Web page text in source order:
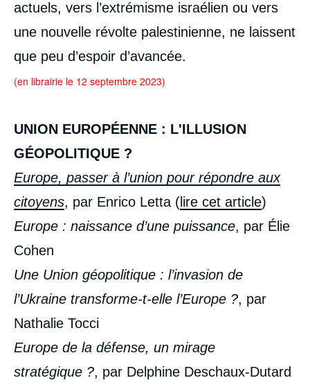
actuels, vers l’extrémisme israélien ou vers
une nouvelle révolte palestinienne, ne laissent
que peu d’espoir d’avancée.
(en librairie le 12 septembre 2023)
UNION EUROPÉENNE : L'ILLUSION
GÉOPOLITIQUE ?
Europe, passer à l’union pour répondre aux
citoyens, par Enrico Letta (lire cet article)
Europe : naissance d’une puissance, par Élie
Cohen
Une Union géopolitique : l’invasion de
l’Ukraine transforme-t-elle l’Europe ?, par
Nathalie Tocci
Europe de la défense, un mirage
stratégique ?, par Delphine Deschaux-Dutard